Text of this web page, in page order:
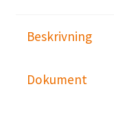
Beskrivning
Dokument